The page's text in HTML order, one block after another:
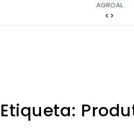
Bondex
Etiqueta: